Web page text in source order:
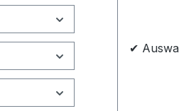
✔